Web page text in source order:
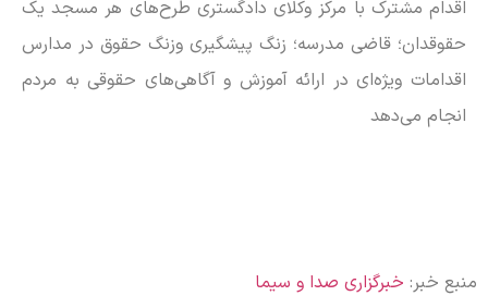
اقدام مشترک با مرکز وکلای دادگستری طرح‌های هر مسجد یک
حقوقدان؛ قاضی مدرسه؛ زنگ پیشگیری وزنگ حقوق در مدارس
اقدامات ویژه‌ای در ارائه آموزش و آگاهی‌های حقوقی به مردم
انجام می‌دهد
منبع خبر: خبرگزاری صدا و سیما